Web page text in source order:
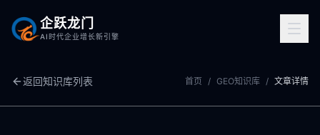
企跃龙门
AI时代企业增长新引擎
返回知识库列表 首页 / GEO知识库 / 文章详情